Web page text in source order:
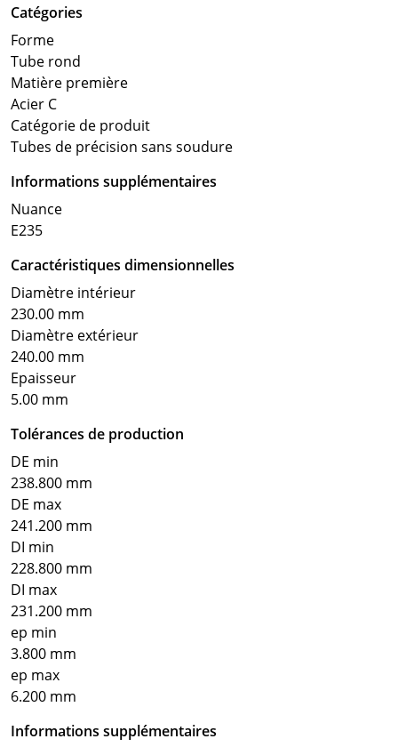
Catégories
Forme
Tube rond
Matière première
Acier C
Catégorie de produit
Tubes de précision sans soudure
Informations supplémentaires
Nuance
E235
Caractéristiques dimensionnelles
Diamètre intérieur
230.00 mm
Diamètre extérieur
240.00 mm
Epaisseur
5.00 mm
Tolérances de production
DE min
238.800 mm
DE max
241.200 mm
DI min
228.800 mm
DI max
231.200 mm
ep min
3.800 mm
ep max
6.200 mm
Informations supplémentaires